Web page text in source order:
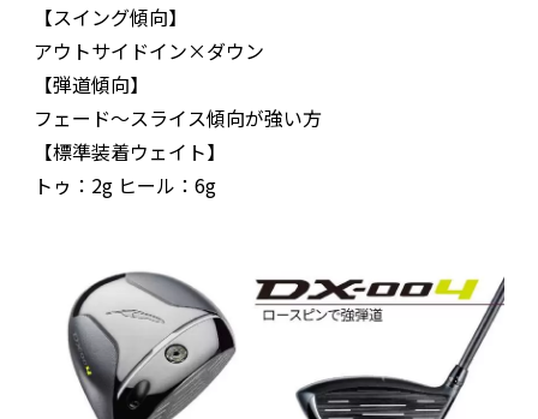
【スイング傾向】
アウトサイドイン×ダウン
【弾道傾向】
フェード～スライス傾向が強い方
【標準装着ウェイト】
トゥ：2g ヒール：6g